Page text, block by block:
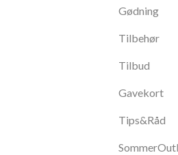
Gødning
Tilbehør
Tilbud
Gavekort
Tips&Råd